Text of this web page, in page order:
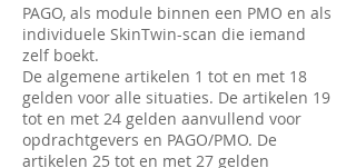
PAGO, als module binnen een PMO en als
individuele SkinTwin-scan die iemand
zelf boekt.
De algemene artikelen 1 tot en met 18
gelden voor alle situaties. De artikelen 19
tot en met 24 gelden aanvullend voor
opdrachtgevers en PAGO/PMO. De
artikelen 25 tot en met 27 gelden